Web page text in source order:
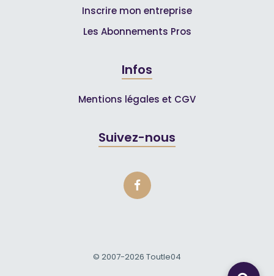
Inscrire mon entreprise
Les Abonnements Pros
Infos
Mentions légales et CGV
Suivez-nous
© 2007-2026 Toutle04